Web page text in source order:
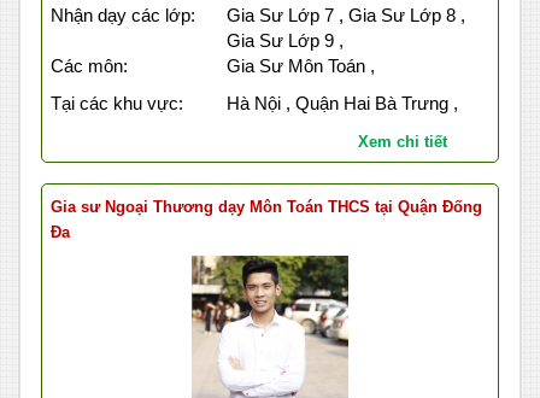
Nhận dạy các lớp:
Gia Sư Lớp 7 , Gia Sư Lớp 8 ,
Gia Sư Lớp 9 ,
Các môn:
Gia Sư Môn Toán ,
Tại các khu vực:
Hà Nội , Quận Hai Bà Trưng ,
Xem chi tiết
Gia sư Ngoại Thương dạy Môn Toán THCS tại Quận Đống
Đa